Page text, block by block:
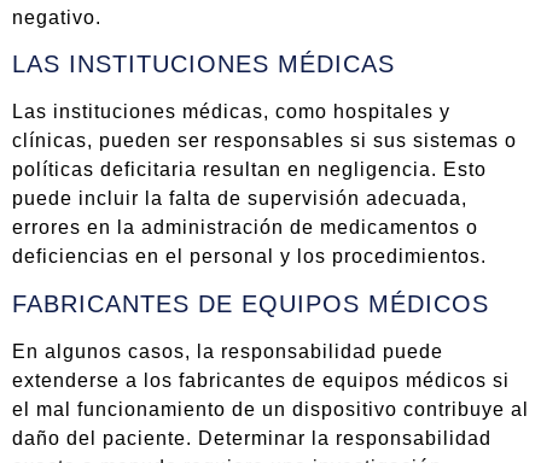
negativo.
LAS INSTITUCIONES MÉDICAS
Las instituciones médicas, como hospitales y
clínicas, pueden ser responsables si sus sistemas o
políticas deficitaria resultan en negligencia. Esto
puede incluir la falta de supervisión adecuada,
errores en la administración de medicamentos o
deficiencias en el personal y los procedimientos.
FABRICANTES DE EQUIPOS MÉDICOS
En algunos casos, la responsabilidad puede
extenderse a los fabricantes de equipos médicos si
el mal funcionamiento de un dispositivo contribuye al
daño del paciente. Determinar la responsabilidad